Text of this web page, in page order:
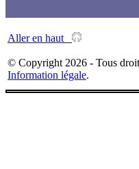
Aller en haut
© Copyright 2026 - Tous
Information légale.